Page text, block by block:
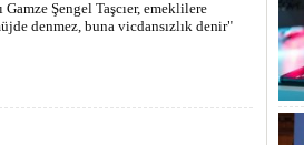
Şengel Taşcıer, emeklilere
denmez, buna vicdansızlık denir"